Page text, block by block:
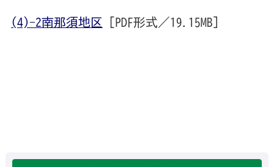
(4)-2南那須地区 [PDF形式／19.15MB]